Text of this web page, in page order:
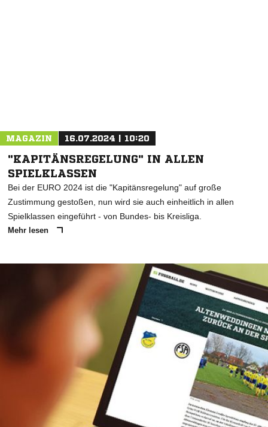
MAGAZIN 16.07.2024 | 10:20
"KAPITÄNSREGELUNG" IN ALLEN
SPIELKLASSEN
Bei der EURO 2024 ist die "Kapitänsregelung" auf große
Zustimmung gestoßen, nun wird sie auch einheitlich in allen
Spielklassen eingeführt - von Bundes- bis Kreisliga.
Mehr lesen